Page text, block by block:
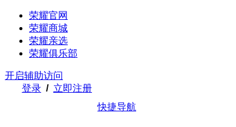
荣耀官网
荣耀商城
荣耀亲选
荣耀俱乐部
开启辅助访问
登录 / 立即注册
快捷导航